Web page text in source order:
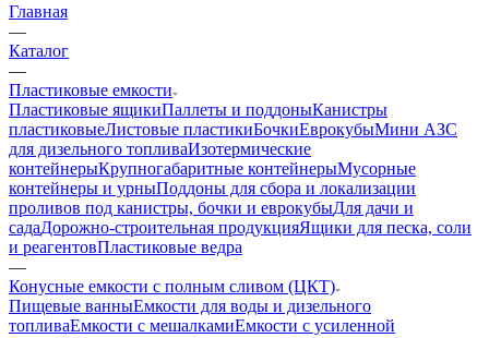
Главная
—
Каталог
—
Пластиковые емкости
Пластиковые ящикиПаллеты и поддоныКанистры
пластиковыеЛистовые пластикиБочкиЕврокубыМини АЗС
для дизельного топливаИзотермические
контейнерыКрупногабаритные контейнерыМусорные
контейнеры и урныПоддоны для сбора и локализации
проливов под канистры, бочки и еврокубыДля дачи и
садаДорожно-строительная продукцияЯщики для песка, соли
и реагентовПластиковые ведра
—
Конусные емкости с полным сливом (ЦКТ)
Пищевые ванныЕмкости для воды и дизельного
топливаЕмкости с мешалкамиЕмкости с усиленной